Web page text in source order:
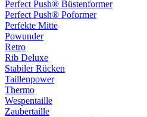
Perfect Push® Büstenformer
Perfect Push® Poformer
Perfekte Mitte
Powunder
Retro
Rib Deluxe
Stabiler Rücken
Taillenpower
Thermo
Wespentaille
Zaubertaille